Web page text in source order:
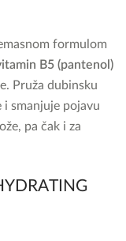
formulom
B5 (pantenol)
Pruža dubinsku
smanjuje pojavu
pa čak i za